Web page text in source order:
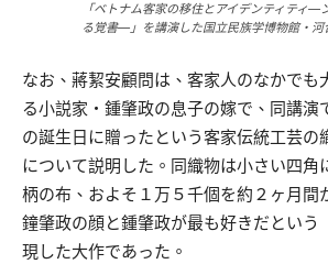
「ベトナム客家の移住とアイデンティティ—
る覚書—」を講演した国立民族学博物館・河
なお、蔣絜安顧問は、客家人のなかでも
る小説家・鍾肇政の息子の嫁で、同講演
の誕生日に贈ったという客家伝統工芸の
について説明した。同織物は小さい四角
柄の布、およそ１万５千個を約２ヶ月間
鐘肇政の顔と鍾肇政が最も好きだという
現した大作であった。